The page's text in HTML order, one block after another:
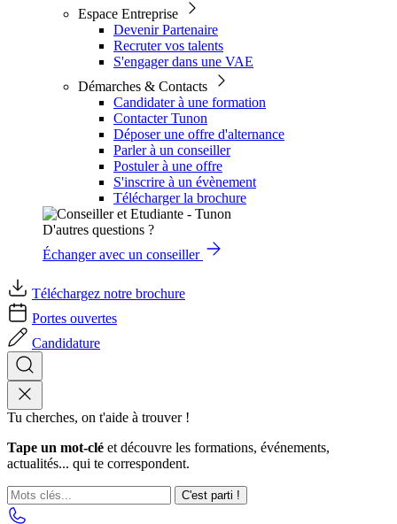
Espace Entreprise
Devenir Partenaire
Recruter vos talents
S'engager dans une VAE
Démarches & Contacts
Candidater à une formation
Contacter Tunon
Déposer une offre d'alternance
Parler à un conseiller
Postuler à une offre
S'inscrire à un évènement
Télécharger la brochure
D'autres questions ?
Échanger avec un conseiller
Téléchargez notre brochure
Portes ouvertes
Candidature
Tu cherches, on t'aide à trouver !
Tape un mot-clé et découvre les formations, événements,
actualités... qui te correspondent.
C'est parti !